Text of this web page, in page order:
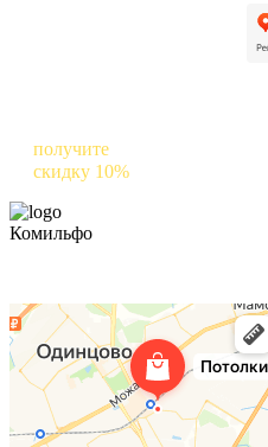
получите
скидку 10%
Комильфо